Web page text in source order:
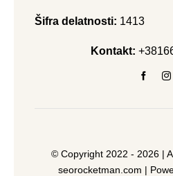
Šifra delatnosti: 1413
Kontakt:
© Copyright 2022 - 2026 |
seorocketman.com |